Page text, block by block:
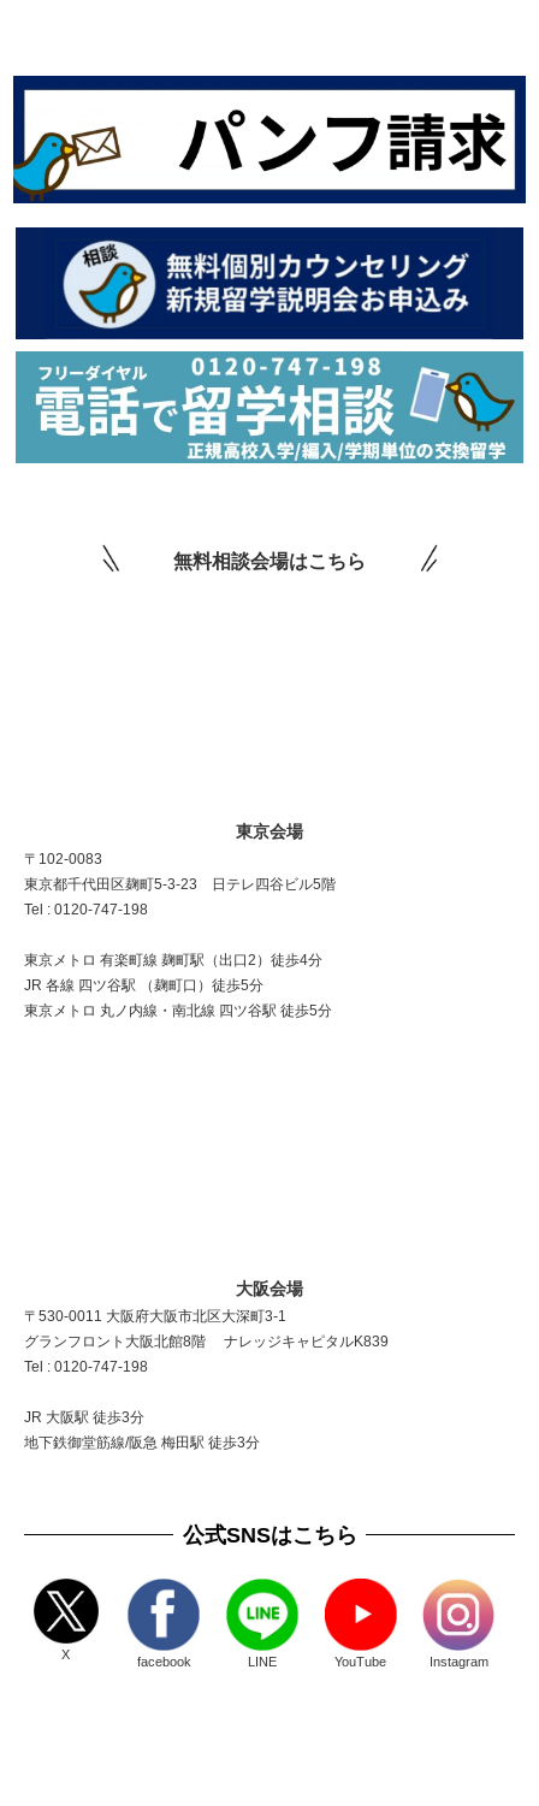
無料相談会場はこちら
東京会場
〒102-0083
東京都千代田区麹町5-3-23 日テレ四谷ビル5階
Tel : 0120-747-198
東京メトロ 有楽町線 麹町駅（出口2）徒歩4分
JR 各線 四ツ谷駅 （麹町口）徒歩5分
東京メトロ 丸ノ内線・南北線 四ツ谷駅 徒歩5分
大阪会場
〒530-0011 大阪府大阪市北区大深町3-1
グランフロント大阪北館8階 ナレッジキャピタルK839
Tel : 0120-747-198
JR 大阪駅 徒歩3分
地下鉄御堂筋線/阪急 梅田駅 徒歩3分
公式SNSはこちら
X facebook LINE YouTube Instagram